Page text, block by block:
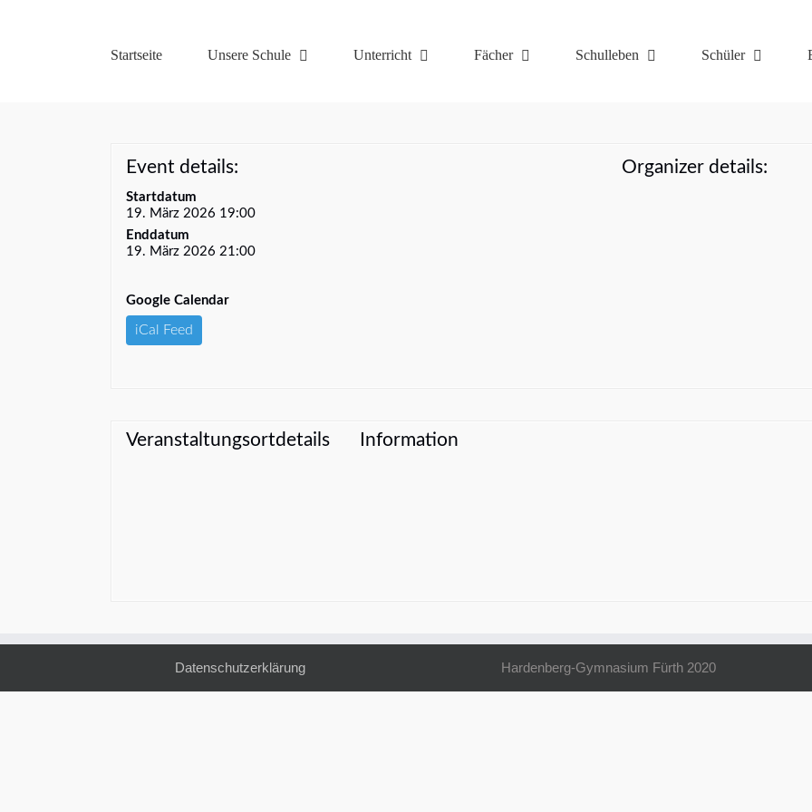
Startseite Unsere Schule Unterricht Fächer Schulleben Schüler
Event details:
Startdatum
19. März 2026 19:00
Enddatum
19. März 2026 21:00
Google Calendar
iCal Feed
Organizer details:
Veranstaltungsortdetails Information
Datenschutzerklärung Hardenberg-Gymnasium Fürth 2020